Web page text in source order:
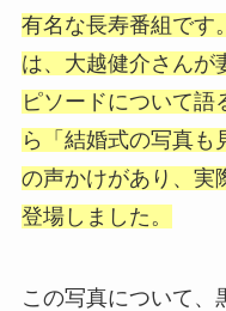
有名な長寿番組です
は、大越健介さんが
ピソードについて語
ら「結婚式の写真も
の声かけがあり、実
登場しました。
この写真について、